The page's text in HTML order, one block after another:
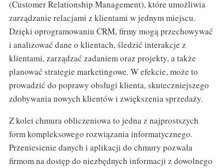
(Customer Relationship Management), które umożliwia
zarządzanie relacjami z klientami w jednym miejscu.
Dzięki oprogramowaniu CRM, firmy mogą przechowywać
i analizować dane o klientach, śledzić interakcje z
klientami, zarządzać zadaniem oraz projekty, a także
planować strategie marketingowe. W efekcie, może to
prowadzić do poprawy obsługi klienta, skuteczniejszego
zdobywania nowych klientów i zwiększenia sprzedaży.
Z kolei chmura obliczeniowa to jedna z najprostszych
form kompleksowego rozwiązania informatycznego.
Przeniesienie danych i aplikacji do chmury pozwala
firmom na dostęp do niezbędnych informacji z dowolnego